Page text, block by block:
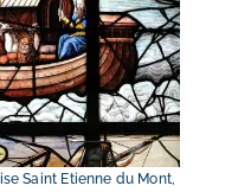
Saint Etienne du Mont,